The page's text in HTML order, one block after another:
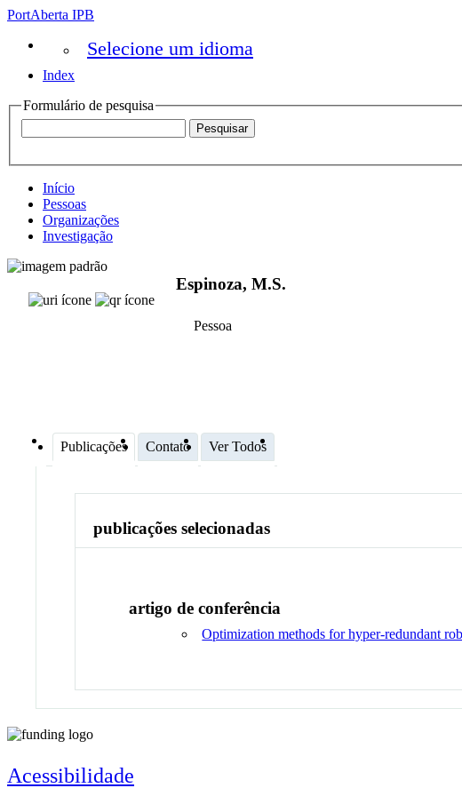
PortAberta IPB
Selecione um idioma
Index
Formulário de pesquisa
Início
Pessoas
Organizações
Investigação
Espinoza, M.S.
Pessoa
Publicações Contato Ver Todos
publicações selecionadas
artigo de conferência
Optimization methods for hyper-redundant
Acessibilidade